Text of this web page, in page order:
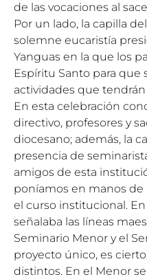
de las vocaciones al
Por un lado, la capilla
solemne eucaristía
Yanguas en la que los
Espíritu Santo para que
actividades que
En esta celebración
directivo, profesores y
diocesano; además, la
presencia de
amigos de esta
poníamos en manos de
el curso institucional.
señalaba las líneas
Seminario Menor y el
proyecto único, es
distintos. En el Menor